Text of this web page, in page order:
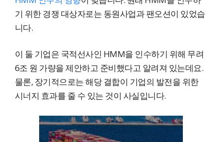
기 위한 경쟁 대상자로는 동원사업과 팬오션이 있었습
니다.
이 둘 기업은 국적선사인 HMM을 인수하기 위해 무려
6조 원 가량을 제안하고 준비했다고 알려져 있는데요.
물론, 장기적으로는 해당 결합이 기업의 발전을 위한
시너지 효과를 줄 수 있는 것이 사실입니다.